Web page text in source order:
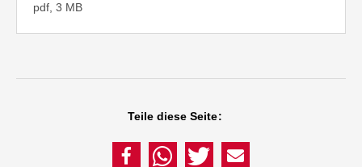
pdf, 3 MB
Teile diese Seite: